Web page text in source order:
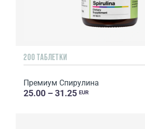
200 ТАБЛЕТКИ
Премиум Спирулина
25.00 – 31.25 EUR